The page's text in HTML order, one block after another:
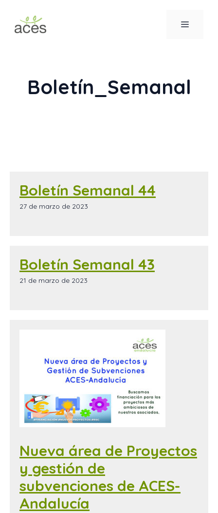
contenido
MENÚ
Boletín_Semanal
Boletín Semanal 44
27 de marzo de 2023
Boletín Semanal 43
21 de marzo de 2023
Nueva área de Proyectos
y gestión de
subvenciones de ACES-
Andalucía